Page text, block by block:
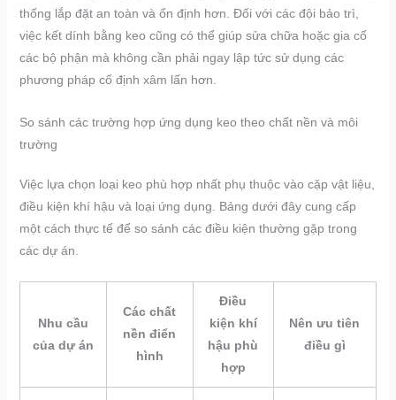
thống lắp đặt an toàn và ổn định hơn. Đối với các đội bảo trì,
việc kết dính bằng keo cũng có thể giúp sửa chữa hoặc gia cố
các bộ phận mà không cần phải ngay lập tức sử dụng các
phương pháp cố định xâm lấn hơn.
So sánh các trường hợp ứng dụng keo theo chất nền và môi
trường
Việc lựa chọn loại keo phù hợp nhất phụ thuộc vào cặp vật liệu,
điều kiện khí hậu và loại ứng dụng. Bảng dưới đây cung cấp
một cách thực tế để so sánh các điều kiện thường gặp trong
các dự án.
Nhu cầu
của dự án
Các chất
nền điển
hình
Điều
kiện khí
hậu phù
hợp
Nên ưu tiên
điều gì